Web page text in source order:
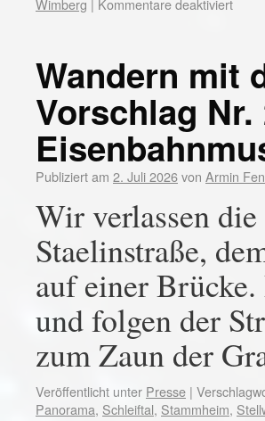
Wimberg | Kommentare deaktiviert
Wandern mit
Vorschlag
Publiziert am 2. Juli 2026von Armin
Wir verlassen
Staelinstraße,
auf einer
und folgen der
zum Zaun der
Veröffentlicht unter Presse |
Panorama, Schleiftal, Stammheim,